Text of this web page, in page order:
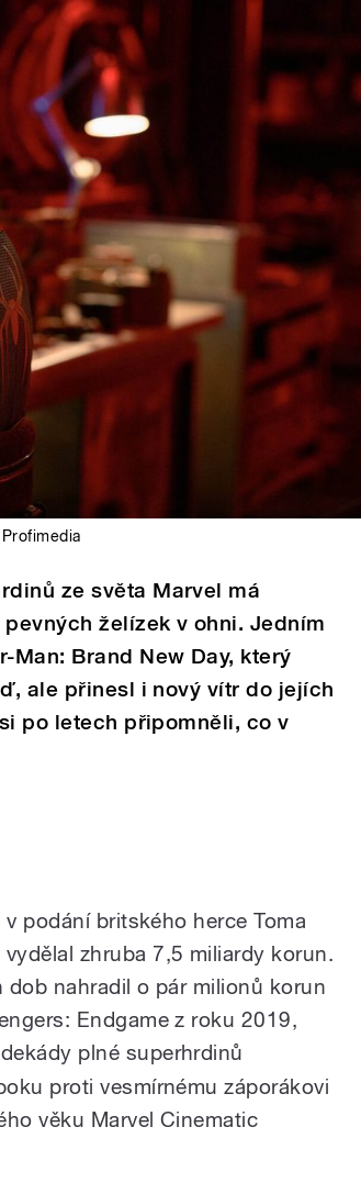
ze světa Marvel má
želízek v ohni. Jedním
Brand New Day, který
ale přinesl i nový vítr do jejích
po letech připomněli, co v
podání britského herce Toma
zhruba 7,5 miliardy korun.
nahradil o pár milionů korun
Endgame z roku 2019,
plné superhrdinů
proti vesmírnému záporákovi
věku Marvel Cinematic